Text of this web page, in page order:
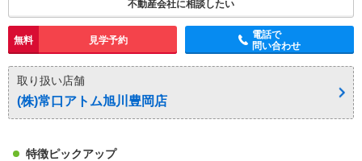
不動産会社に相談したい
無料 見学予約
電話で
問い合わせ
取り扱い店舗
(株)常口アトム旭川豊岡店
特徴ピックアップ